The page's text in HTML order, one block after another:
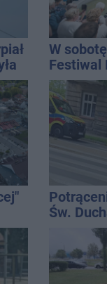
W
Festiwal
Św.
szpitala